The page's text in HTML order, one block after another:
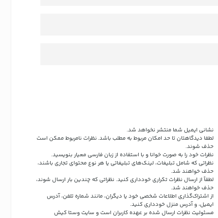
نشانی ایمیل شما منتشر نخواهد شد.
لطفا دیدگاهتان تا حد امکان مربوط به مطلب باشد. نظرات نامربوط ممکن است
حذف شوند.
نظرات خود را به صورت خوانا و با استفاده از زبان فارسی معیار بنویسید.
نظراتی که شامل تبلیغات، لینک‌های تبلیغاتی یا هر نوع محتوای تجاری باشند،
حذف خواهند شد.
لطفاً از ارسال نظرات تکراری خودداری کنید. نظراتی که چندین بار ارسال شوند،
حذف خواهند شد.
از اشتراک‌گذاری اطلاعات شخصی خود یا دیگران، مانند شماره تلفن، آدرس
ایمیل، و آدرس منزل خودداری کنید.
مسئولیت نظرات ارسال شده بر عهده کاربران است و سایت وستا کیش